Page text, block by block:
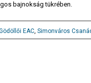
bajnokság tükrében.
EAC, Simonváros